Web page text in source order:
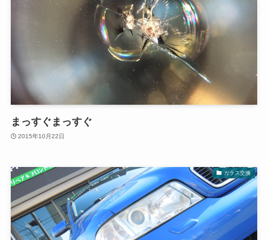
まっすぐまっすぐ
2015年10月22日
ガラス交換